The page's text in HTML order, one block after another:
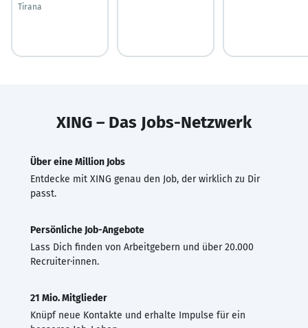
Tirana
XING – Das Jobs-Netzwerk
Über eine Million Jobs
Entdecke mit XING genau den Job, der wirklich zu Dir
passt.
Persönliche Job-Angebote
Lass Dich finden von Arbeitgebern und über 20.000
Recruiter·innen.
21 Mio. Mitglieder
Knüpf neue Kontakte und erhalte Impulse für ein